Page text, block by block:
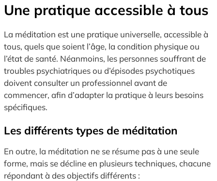
Une pratique accessible à tous
La méditation est une pratique universelle, accessible à
tous, quels que soient l’âge, la condition physique ou
l’état de santé. Néanmoins, les personnes souffrant de
troubles psychiatriques ou d’épisodes psychotiques
doivent consulter un professionnel avant de
commencer, afin d’adapter la pratique à leurs besoins
spécifiques.
Les différents types de méditation
En outre, la méditation ne se résume pas à une seule
forme, mais se décline en plusieurs techniques, chacune
répondant à des objectifs différents :